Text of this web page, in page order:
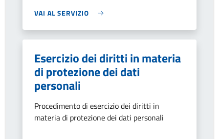
VAI AL SERVIZIO
Esercizio dei diritti in materia
di protezione dei dati
personali
Procedimento di esercizio dei diritti in
materia di protezione dei dati personali